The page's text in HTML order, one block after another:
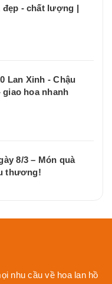
đẹp - chất lượng |
Lan Xinh - Chậu
hoa nhanh
8/3 – Món quà
thương!
nhu cầu về hoa lan hồ